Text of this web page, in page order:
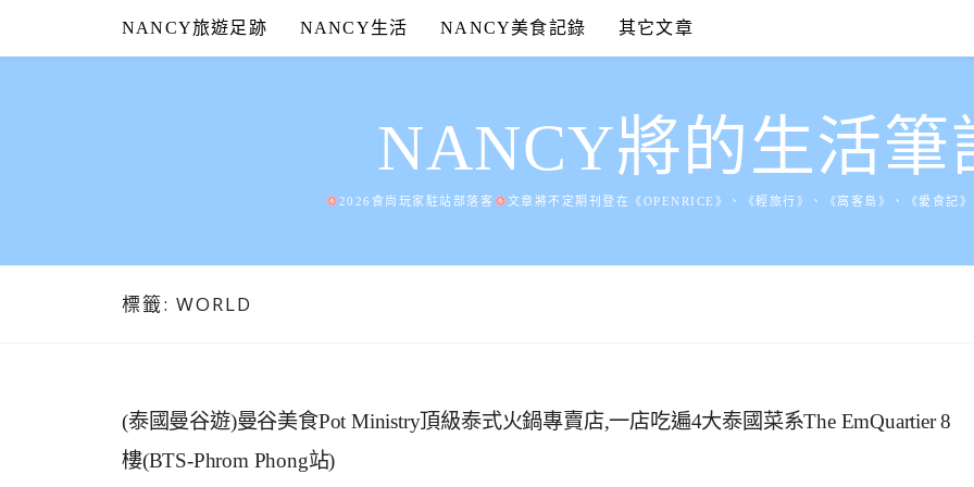
content
NANCY旅遊足跡 NANCY生活 NANCY美食記錄 其它文章
NANCY將的生活筆
2026食尚玩家駐站部落客 文章將不定期刊登在《OPENRICE》、《輕旅行》、《窩客島》、《愛食記
標籤: WORLD
(泰國曼谷遊)曼谷美食Pot Ministry頂級泰式火鍋專賣店,一店吃遍4大泰國菜系The EmQuartier 8
樓(BTS-Phrom Phong站)